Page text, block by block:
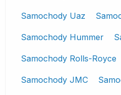
Samochody Uaz
Samochody Hummer
Samochody Rolls-Royce
Samochody JMC